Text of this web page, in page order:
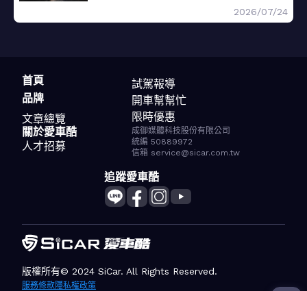
2026/07/24
首頁
品牌
文章總覽
試駕報導
開車幫幫忙
限時優惠
關於愛車酷
人才招募
成御媒體科技股份有限公司
統編 50889972
信箱 service@sicar.com.tw
追蹤愛車酷
版權所有© 2024 SiCar. All Rights Reserved.
服務條款隱私權政策